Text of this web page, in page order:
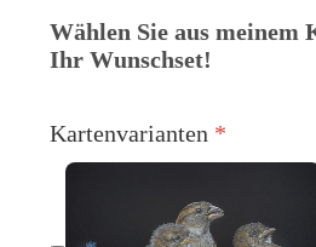
Wählen Sie aus meinem
Ihr Wunschset!
Kartenvarianten *